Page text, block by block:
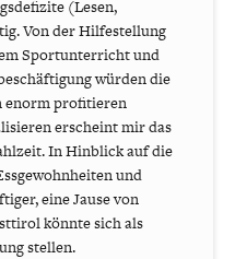
(Lesen,
Von der Hilfestellung
Sportunterricht und
würden die
enorm profitieren
erscheint mir das
In Hinblick auf die
und
eine Jause von
könnte sich als
stellen.